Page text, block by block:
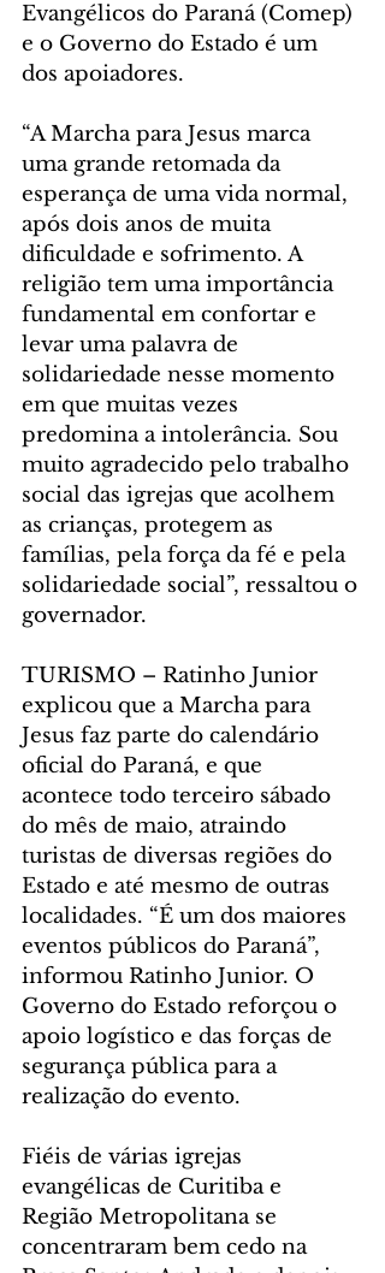
Evangélicos do Paraná (Comep)
e o Governo do Estado é um
dos apoiadores.
“A Marcha para Jesus marca
uma grande retomada da
esperança de uma vida normal,
após dois anos de muita
dificuldade e sofrimento. A
religião tem uma importância
fundamental em confortar e
levar uma palavra de
solidariedade nesse momento
em que muitas vezes
predomina a intolerância. Sou
muito agradecido pelo trabalho
social das igrejas que acolhem
as crianças, protegem as
famílias, pela força da fé e pela
solidariedade social”, ressaltou o
governador.
TURISMO – Ratinho Junior
explicou que a Marcha para
Jesus faz parte do calendário
oficial do Paraná, e que
acontece todo terceiro sábado
do mês de maio, atraindo
turistas de diversas regiões do
Estado e até mesmo de outras
localidades. “É um dos maiores
eventos públicos do Paraná”,
informou Ratinho Junior. O
Governo do Estado reforçou o
apoio logístico e das forças de
segurança pública para a
realização do evento.
Fiéis de várias igrejas
evangélicas de Curitiba e
Região Metropolitana se
concentraram bem cedo na